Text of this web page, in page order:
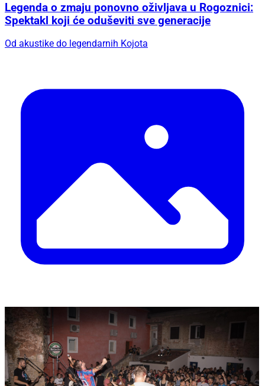
Legenda o zmaju ponovno oživljava u Rogoznici:
Spektakl koji će oduševiti sve generacije
Od akustike do legendarnih Kojota